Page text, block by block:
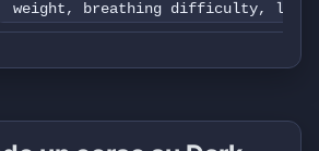
weight, breathing difficulty, low
company's level 2 beds in the
services of a specialized hospital.
7 days a week. .Parents are